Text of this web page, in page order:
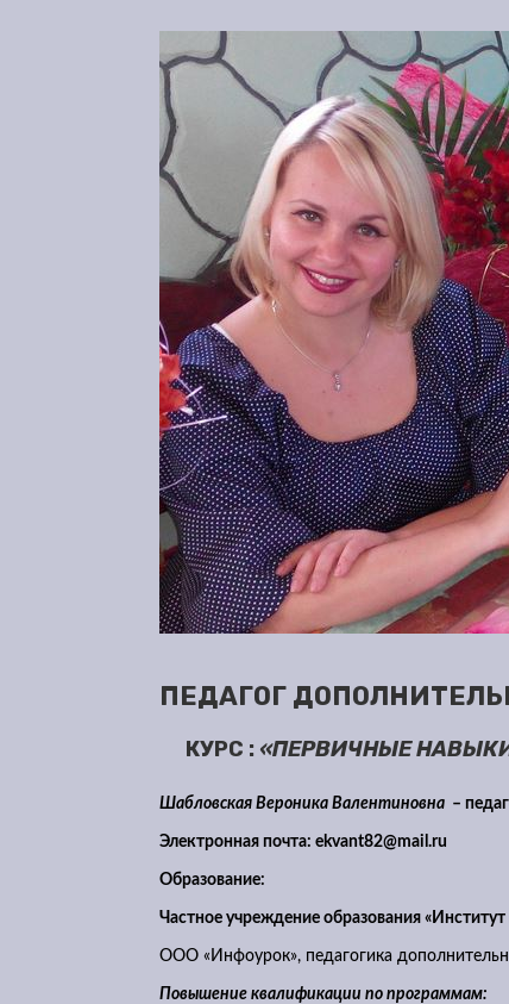
ПЕДАГОГ
КУРС : «ПЕРВИЧНЫЕ
Шабловская Вероника Валентиновна –
Электронная почта:ekvant82@mail.ru
Образование:
Частное учреждение образования
ООО «Инфоурок», педагогика
Повышение квалификации по программам: